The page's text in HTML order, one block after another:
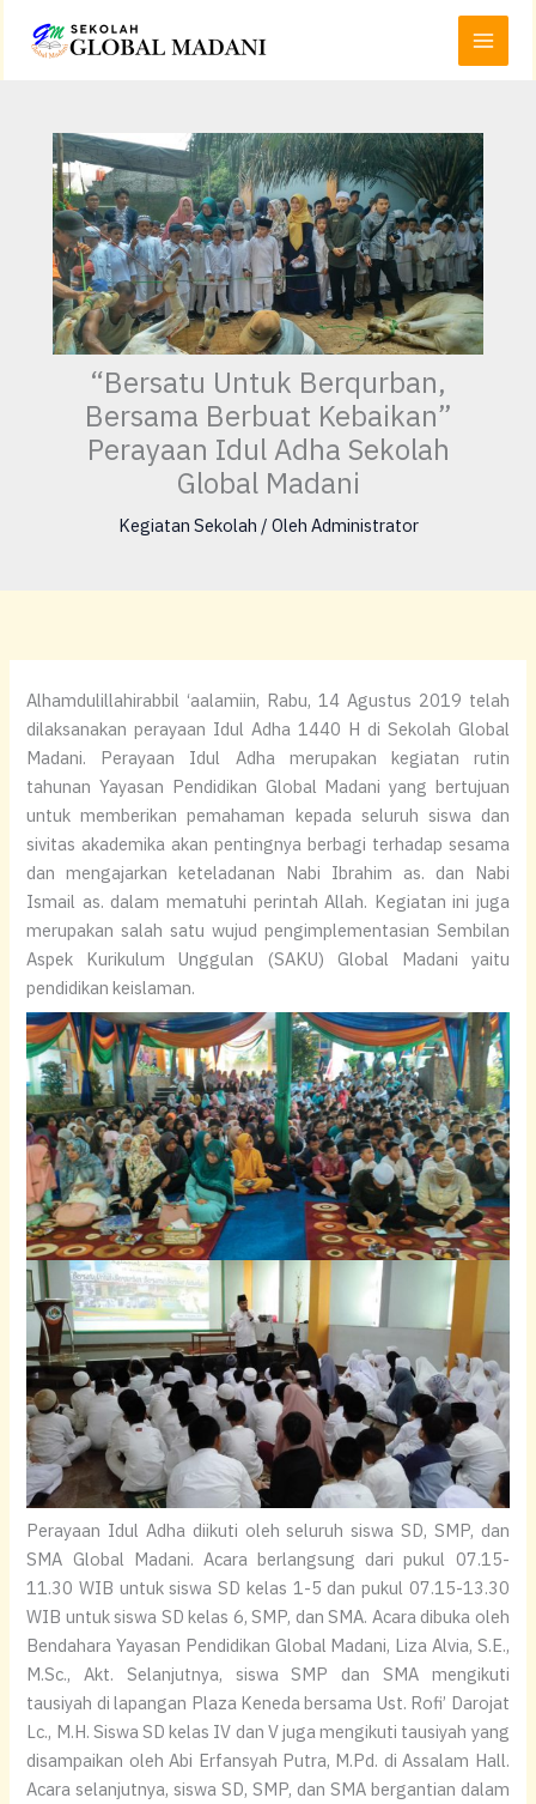
Main
Menu
“Bersatu Untuk Berqurban,
Bersama Berbuat Kebaikan”
Perayaan Idul Adha Sekolah
Global Madani
Kegiatan Sekolah / Oleh Administrator
Alhamdulillahirabbil ‘aalamiin, Rabu, 14 Agustus 2019 telah
dilaksanakan perayaan Idul Adha 1440 H di Sekolah Global
Madani. Perayaan Idul Adha merupakan kegiatan rutin
tahunan Yayasan Pendidikan Global Madani yang bertujuan
untuk memberikan pemahaman kepada seluruh siswa dan
sivitas akademika akan pentingnya berbagi terhadap sesama
dan mengajarkan keteladanan Nabi Ibrahim as. dan Nabi
Ismail as. dalam mematuhi perintah Allah. Kegiatan ini juga
merupakan salah satu wujud pengimplementasian Sembilan
Aspek Kurikulum Unggulan (SAKU) Global Madani yaitu
pendidikan keislaman.
Perayaan Idul Adha diikuti oleh seluruh siswa SD, SMP, dan
SMA Global Madani. Acara berlangsung dari pukul 07.15-
11.30 WIB untuk siswa SD kelas 1-5 dan pukul 07.15-13.30
WIB untuk siswa SD kelas 6, SMP, dan SMA. Acara dibuka oleh
Bendahara Yayasan Pendidikan Global Madani, Liza Alvia, S.E.,
M.Sc., Akt. Selanjutnya, siswa SMP dan SMA mengikuti
tausiyah di lapangan Plaza Keneda bersama Ust. Rofi’ Darojat
Lc., M.H. Siswa SD kelas IV dan V juga mengikuti tausiyah yang
disampaikan oleh Abi Erfansyah Putra, M.Pd. di Assalam Hall.
Acara selanjutnya, siswa SD, SMP, dan SMA bergantian dalam